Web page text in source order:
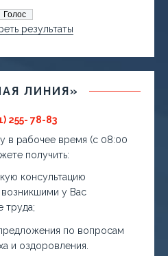
результаты
ЛИНИЯ»
255- 78-83
в рабочее время (с 08:00
получить:
консультацию
возникшими у Вас
труда;
по вопросам
и оздоровления.